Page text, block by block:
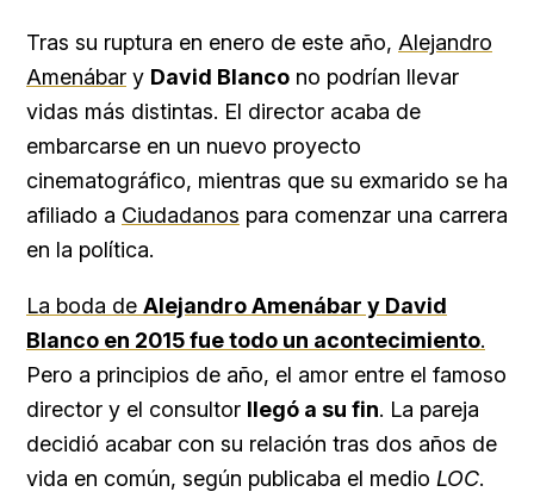
Tras su ruptura en enero de este año, Alejandro
Amenábar y David Blanco no podrían llevar
vidas más distintas. El director acaba de
embarcarse en un nuevo proyecto
cinematográfico, mientras que su exmarido se ha
afiliado a Ciudadanos para comenzar una carrera
en la política.
La boda de Alejandro Amenábar y David
Blanco en 2015 fue todo un acontecimiento.
Pero a principios de año, el amor entre el famoso
director y el consultor llegó a su fin. La pareja
decidió acabar con su relación tras dos años de
vida en común, según publicaba el medio LOC.